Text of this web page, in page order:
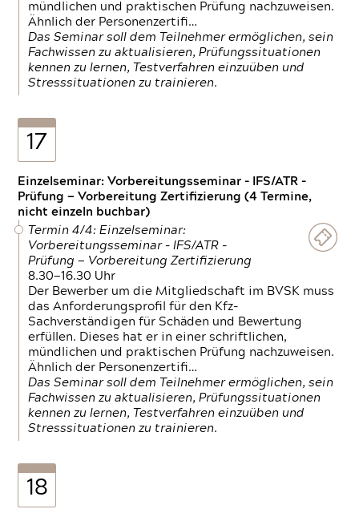
mündlichen und praktischen Prüfung nachzuweisen.
Ähnlich der Personenzertifi…
Das Seminar soll dem Teilnehmer ermöglichen, sein
Fachwissen zu aktualisieren, Prüfungssituationen
kennen zu lernen, Testverfahren einzuüben und
Stresssituationen zu trainieren.
17
Einzelseminar: Vorbereitungsseminar - IFS/ATR -
Prüfung — Vorbereitung Zertifizierung (4 Termine,
nicht einzeln buchbar)
Termin 4/4: Einzelseminar:
Vorbereitungsseminar - IFS/ATR -
Prüfung — Vorbereitung Zertifizierung
8.30—16.30 Uhr
Der Bewerber um die Mitgliedschaft im BVSK muss
das Anforderungsprofil für den Kfz-
Sachverständigen für Schäden und Bewertung
erfüllen. Dieses hat er in einer schriftlichen,
mündlichen und praktischen Prüfung nachzuweisen.
Ähnlich der Personenzertifi…
Das Seminar soll dem Teilnehmer ermöglichen, sein
Fachwissen zu aktualisieren, Prüfungssituationen
kennen zu lernen, Testverfahren einzuüben und
Stresssituationen zu trainieren.
18